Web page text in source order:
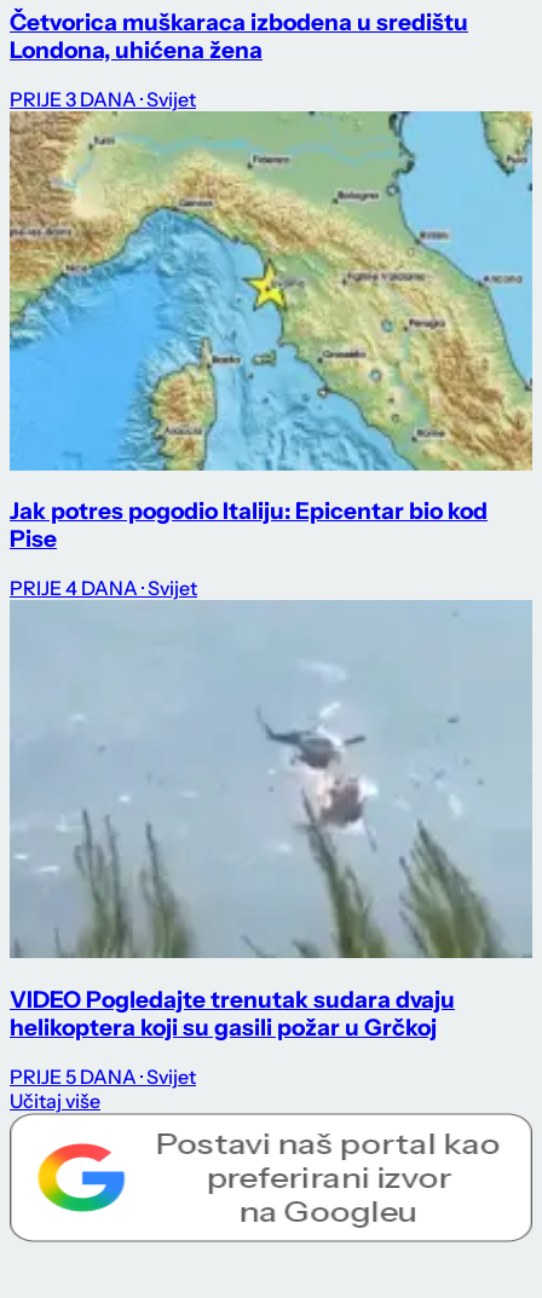
Četvorica muškaraca izbodena u središtu
Londona, uhićena žena
PRIJE 3 DANA · Svijet
Jak potres pogodio Italiju: Epicentar bio kod
Pise
PRIJE 4 DANA · Svijet
VIDEO Pogledajte trenutak sudara dvaju
helikoptera koji su gasili požar u Grčkoj
PRIJE 5 DANA · Svijet
Učitaj više